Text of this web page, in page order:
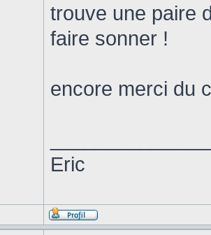
trouve une paire
faire sonner !
encore merci du
Eric